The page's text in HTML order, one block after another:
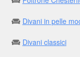
Divani in pelle
Divani classici